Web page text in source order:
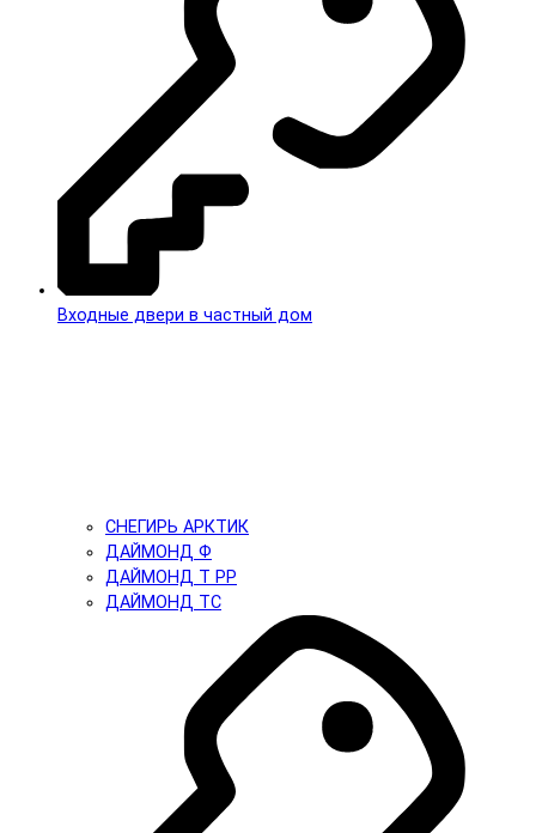
Входные двери в частный дом
СНЕГИРЬ АРКТИК
ДАЙМОНД Ф
ДАЙМОНД Т PP
ДАЙМОНД ТС